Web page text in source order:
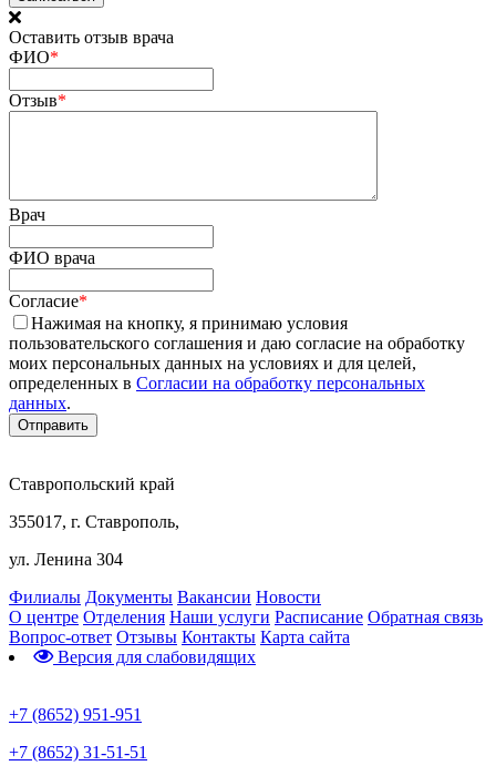
Оставить отзыв врача
ФИО*
Отзыв*
Врач
ФИО врача
Согласие*
Нажимая на кнопку, я принимаю условия
пользовательского соглашения и даю согласие на обработку
моих персональных данных на условиях и для целей,
определенных в Согласии на обработку персональных
данных.
Ставропольский край
355017, г. Ставрополь,
ул. Ленина 304
Филиалы Документы Вакансии Новости
О центре Отделения Наши услуги Расписание Обратная связь
Вопрос-ответ Отзывы Контакты Карта сайта
Версия для слабовидящих
+7 (8652) 951-951
+7 (8652) 31-51-51